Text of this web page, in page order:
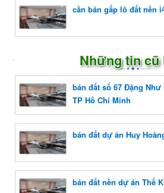
cần bán gấp lô đất nền
Những tin cũ
bán đất số 67 Đặng
TP Hồ Chí Minh
bán đất dự án Huy
bán đất nền dự án Thế